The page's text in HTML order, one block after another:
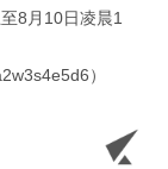
8月10日凌晨1
）